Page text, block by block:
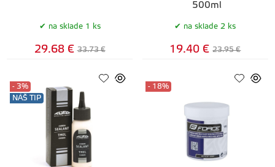
na sklade 1 ks
29.68 € 33.73 €
500ml
na sklade 2 ks
19.40 € 23.95 €
- 3%
NÁŠ TIP
- 18%